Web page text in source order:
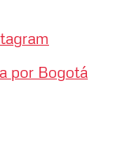
por Bogotá